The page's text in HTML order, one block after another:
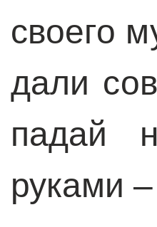
своего
дали
падай
руками